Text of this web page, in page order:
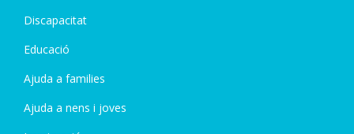
Discapacitat
Educació
Ajuda a families
Ajuda a nens i joves